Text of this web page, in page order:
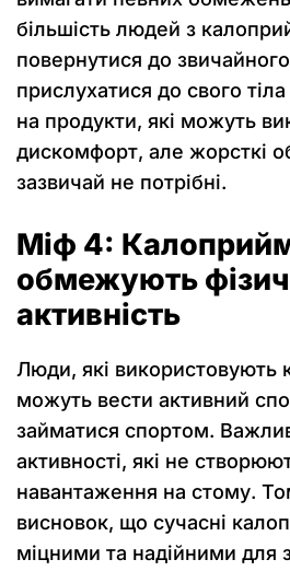
більшість людей з
повернутися до
прислухатися до свого тіла
на продукти, які можуть
дискомфорт, але жорсткі
зазвичай не потрібні.
Міф 4:
обмежують
активність
Люди, які використовують
можуть вести активний
займатися спортом.
активності, які не
навантаження на стому.
висновок, що сучасні
міцними та надійними для